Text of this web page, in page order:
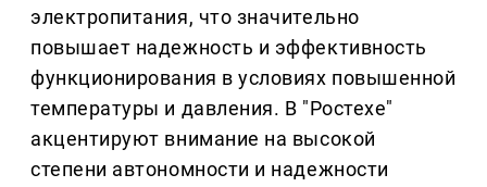
электропитания, что значительно
повышает надежность и эффективность
функционирования в условиях повышенной
температуры и давления. В "Ростехе"
акцентируют внимание на высокой
степени автономности и надежности